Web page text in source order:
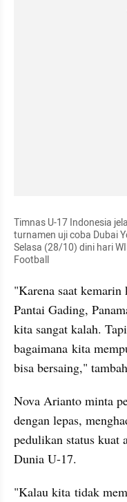
Timnas U-17 Indonesia
turnamen uji coba Dubai
Selasa (28/10) dini hari
Football
"Karena saat kemarin
Pantai Gading,
kita sangat kalah.
bagaimana kita
bisa bersaing,"
Nova Arianto minta
dengan lepas,
pedulikan status kuat
Dunia U-17.
"Kalau kita tidak